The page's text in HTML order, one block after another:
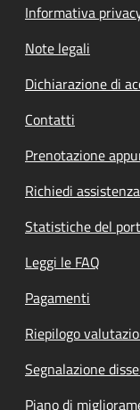
Informativa
Note legali
Dichiarazione di
Contatti
Prenotazione
Richiedi assistenza
Statistiche del
Leggi le FAQ
Pagamenti
Riepilogo
Segnalazione
Piano di